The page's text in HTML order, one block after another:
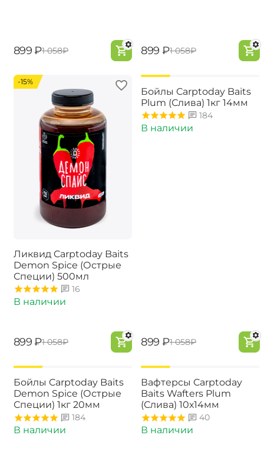
‍899‍ ₽‍1 058‍₽ ‍899‍ ₽‍1 058‍₽
-15%
Ликвид Carptoday Baits
Demon Spice (Острые
Специи) 500мл
16
В наличии
‍899‍ ₽‍1 058‍₽
Бойлы Carptoday Baits
Plum (Слива) 1кг 14мм
184
В наличии
‍899‍ ₽‍1 058‍₽
Бойлы Carptoday Baits
Demon Spice (Острые
Специи) 1кг 20мм
184
В наличии
Вафтерсы Carptoday
Baits Wafters Plum
(Слива) 10х14мм
40
В наличии